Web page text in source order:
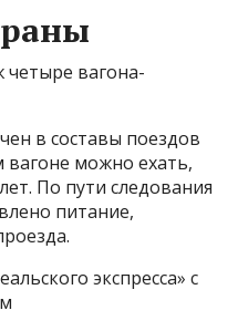
четыре вагона-
в составы поездов
можно ехать,
По пути следования
питание,
экспресса» с